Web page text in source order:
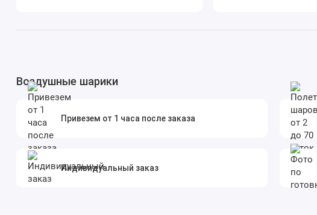
Воздушные шарики
Привезем от 1 часа после заказа
Индивидуальный заказ